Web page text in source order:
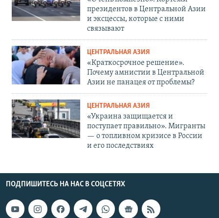
президентов в Центральной Азии
и эксцессы, которые с ними
связывают
ЦЕНТРАЛЬНАЯ АЗИЯ
«Краткосрочное решение».
Почему амнистии в Центральной
Азии не панацея от проблемы?
ЦЕНТРАЛЬНАЯ АЗИЯ
«Украина защищается и
поступает правильно». Мигранты
— о топливном кризисе в России
и его последствиях
ПОДПИШИТЕСЬ НА НАС В СОЦСЕТЯХ